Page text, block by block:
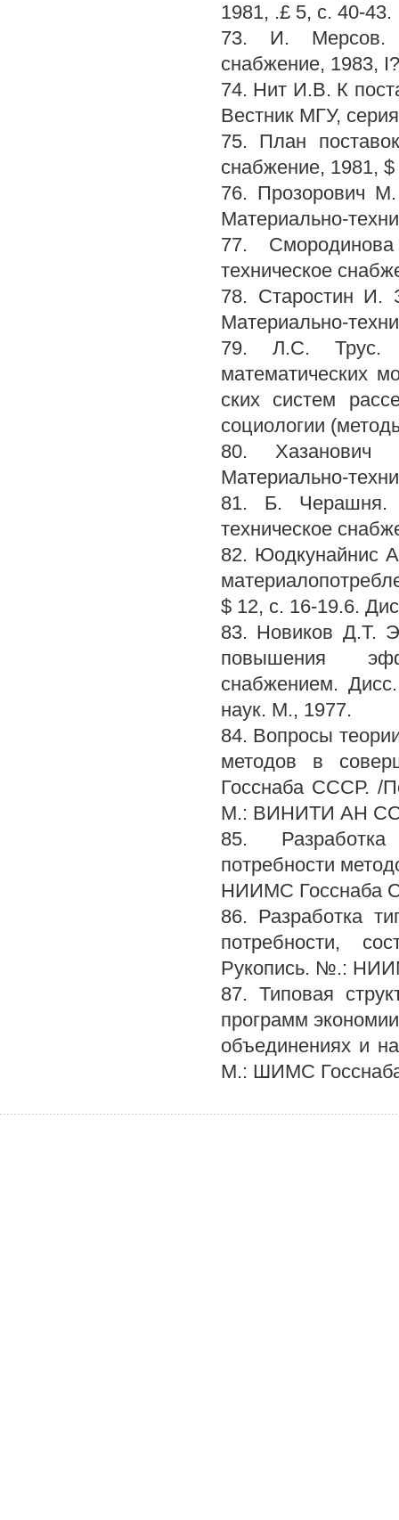
1981, .£ 5, с. 40-43.
73. И. Мерсов.
снабжение, 1983,
74. Нит И.В. К
Вестник МГУ,
75. План
снабжение, 1981,
76. Прозорович М.
Материально-
77.
техническое
78. Старостин И.
Материально-
79. Л.С. Трус. О
математических
ских систем
социологии
80. Хазанович
Материально-
81. Б. Черашня.
техническое
82. Юодкунайнис
$ 12, с. 16-19.6.
83. Новиков Д.Т.
повышения
снабжением.
наук. М., 1977.
84. Вопросы
методов в
Госснаба СССР. /
М.: ВИНИТИ АН
85.
потребности
НИИМС Госснаба
86. Разработка
потребности,
Рукопись. №.:
87. Типовая
программ
объединениях и
М.: ШИМС Госснаба